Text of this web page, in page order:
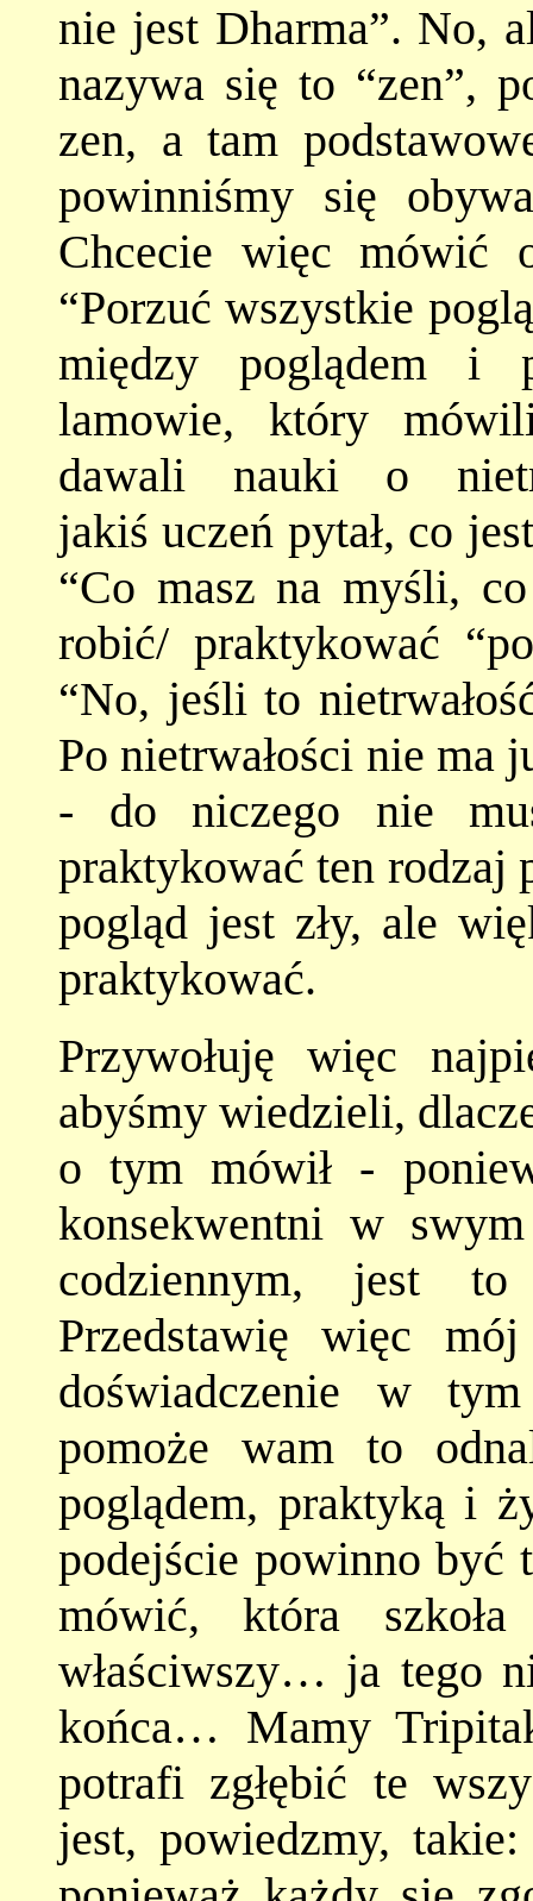
nie jest Dharma”. No,
nazywa się to “zen”,
zen, a tam
powinniśmy się
Chcecie więc mówić
“Porzuć wszystkie
między poglądem i
lamowie, który
dawali nauki o
jakiś uczeń pytał, co
“Co masz na myśli,
robić/ praktykować
“No, jeśli to
Po nietrwałości nie ma
- do niczego nie
praktykować ten rodzaj
pogląd jest zły, ale
praktykować.
Przywołuję więc
abyśmy wiedzieli,
o tym mówił -
konsekwentni w
codziennym, jest to
Przedstawię więc
doświadczenie w
pomoże wam to
poglądem, praktyką i
podejście powinno być
mówić, która
właściwszy… ja tego
końca… Mamy
potrafi zgłębić te
jest, powiedzmy,